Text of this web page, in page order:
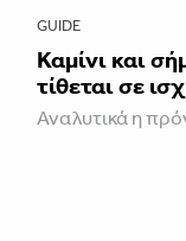
GUIDE
Καμίνι και
τίθεται σε
Αναλυτικά η